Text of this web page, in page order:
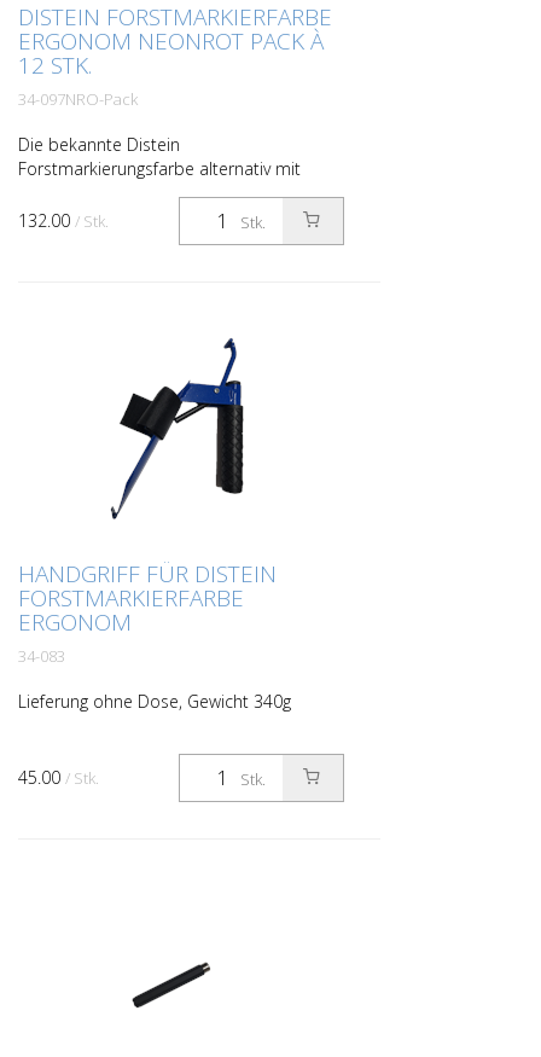
DISTEIN FORSTMARKIERFARBE
ERGONOM NEONROT PACK À
12 STK.
34-097NRO-Pack
Die bekannte Distein
Forstmarkierungsfarbe alternativ mit
ergonomischer Sprühkappe und
extrabreiter Betätigungstaste für
ermüdungsfreies und sauberes Arbeiten
Stk.
132.00 / Stk.
HANDGRIFF FÜR DISTEIN
FORSTMARKIERFARBE
ERGONOM
34-083
Lieferung ohne Dose, Gewicht 340g
Stk.
45.00 / Stk.